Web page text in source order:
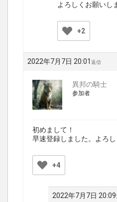
よろしくお願いし
+2
2022年7月7日 20:01 返信
異邦の騎士
参加者
初めまして！
早速登録しました。よろし
+4
2022年7月7日 20:09